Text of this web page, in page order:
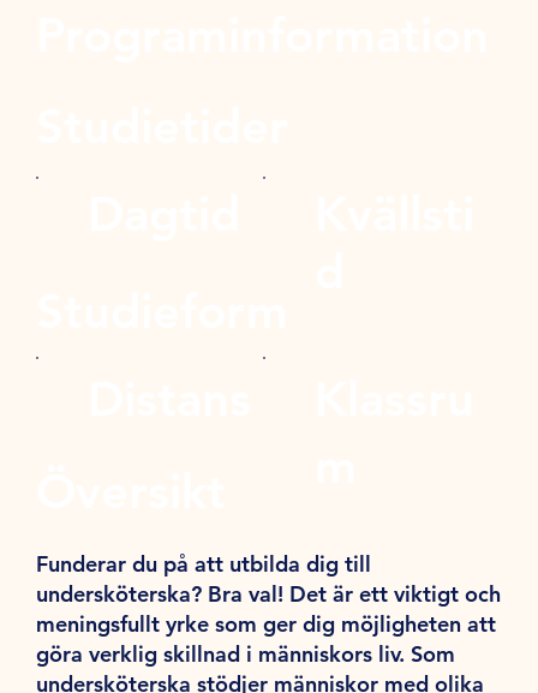
Funderar du på att utbilda dig till
undersköterska? Bra val! Det är ett viktigt och
meningsfullt yrke som ger dig möjligheten att
göra verklig skillnad i människors liv. Som
undersköterska stödjer människor med olika